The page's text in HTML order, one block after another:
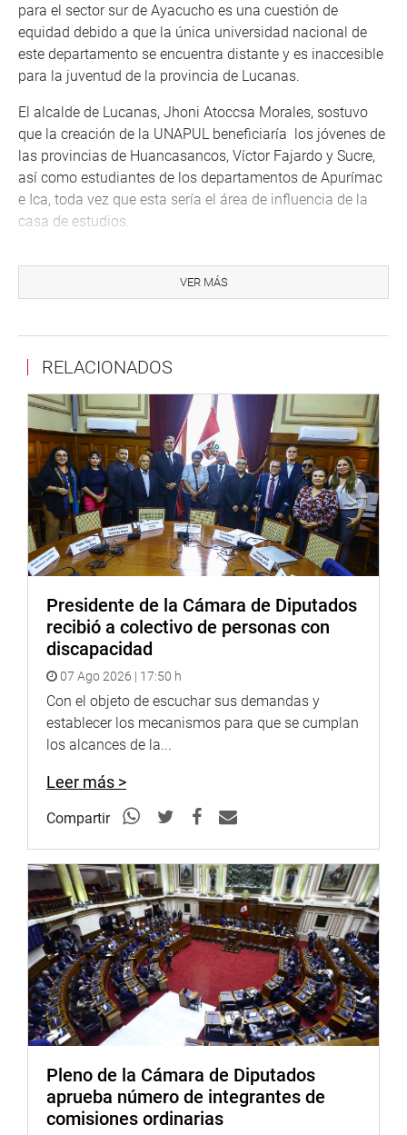
para el sector sur de Ayacucho es una cuestión de
equidad debido a que la única universidad nacional de
este departamento se encuentra distante y es inaccesible
para la juventud de la provincia de Lucanas.
El alcalde de Lucanas, Jhoni Atoccsa Morales, sostuvo
que la creación de la UNAPUL beneficiaría los jóvenes de
las provincias de Huancasancos, Víctor Fajardo y Sucre,
así como estudiantes de los departamentos de Apurímac
e Ica, toda vez que esta sería el área de influencia de la
casa de estudios.
presupuesto para hacer realidad la implementación de la
universidad, una vez que se haya creado.
Por su parte, Juan Francisco Ledesma Fernández,
representante de las comunidades campesinas de
Puquio, donde será la sede de la UNAPUL, informó de la
donación de 10 hectáreas de terrenos comunales para la
construcción de dicha universidad.
OFICINA DE COMUNICACIONES E IMAGEN
INSTITUCIONAL
VER MÁS
RELACIONADOS
Presidente de la Cámara de Diputados
recibió a colectivo de personas con
discapacidad
07 Ago 2026 | 17:50 h
Con el objeto de escuchar sus demandas y
establecer los mecanismos para que se cumplan
los alcances de la...
Leer más >
Compartir
Pleno de la Cámara de Diputados
aprueba número de integrantes de
comisiones ordinarias